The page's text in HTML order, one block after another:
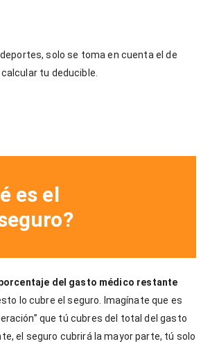
solo se toma en cuenta el de
tu deducible.
es el
del gasto médico restante
lo cubre el seguro. Imagínate que es
que tú cubres del total del gasto
el seguro cubrirá la mayor parte, tú solo